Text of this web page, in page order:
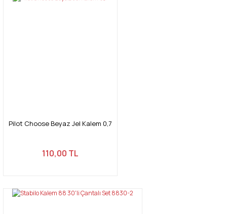
Pilot Choose Beyaz Jel Kalem 0,7
110,00 TL